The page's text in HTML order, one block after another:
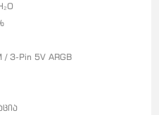
3-Pin 5V ARGB